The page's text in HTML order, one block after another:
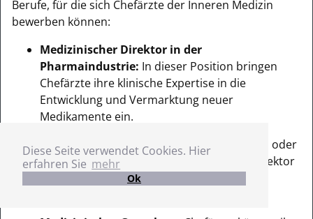
Diese Seite verwendet Cookies. Hier
erfahren Sie mehr
Ok
Berufe, für die sich Chefärzte der Inneren Medizin
bewerben können:
Medizinischer Direktor in der
Pharmaindustrie: In dieser Position bringen
Chefärzte ihre klinische Expertise in die
Entwicklung und Vermarktung neuer
Medikamente ein.
Chief Medical Officer:
Als CMO in Start-ups oder
etablierten Unternehmen im Gesundheitssektor
verantworten Chefärzte die medizinische